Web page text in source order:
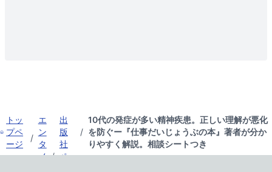
トッ
プペ
ージ
/
エ
ン
タ
メ /
出
版
社
ペ
/
10代の発症が多い精神疾患。正しい理解が悪化
を防ぐー『仕事だいじょうぶの本』著者が分か
りやすく解説。相談シートつき